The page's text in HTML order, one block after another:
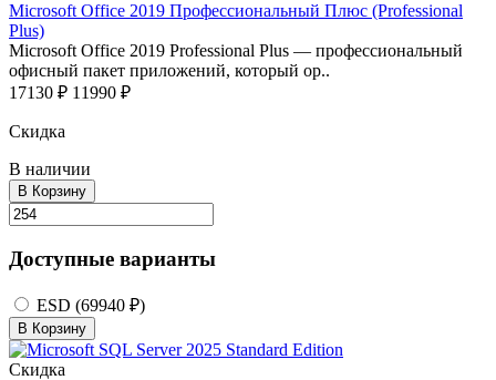
Microsoft Office 2019 Профессиональный Плюс (Professional
Plus)
Microsoft Office 2019 Professional Plus — профессиональный
офисный пакет приложений, который ор..
17130 ₽ 11990 ₽
Скидка
В наличии
В Корзину
Доступные варианты
ESD (69940 ₽)
В Корзину
Скидка